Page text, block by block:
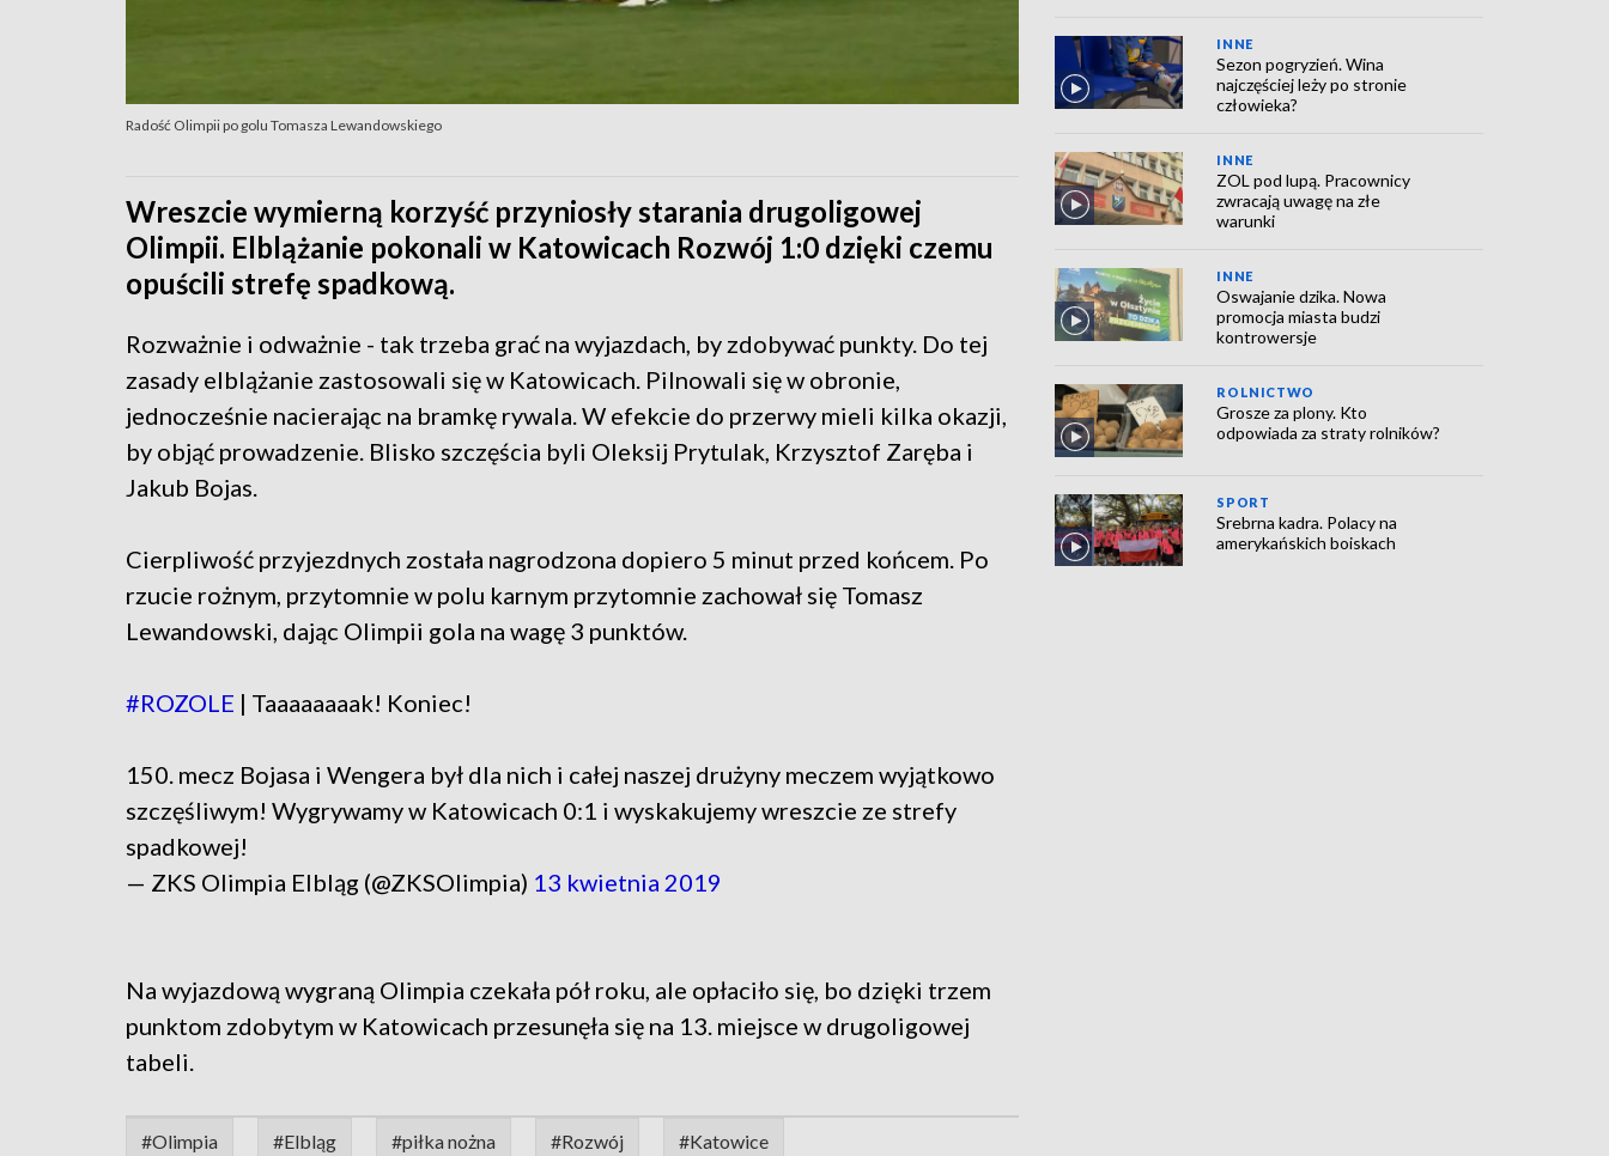
Radość Olimpii po golu Tomasza Lewandowskiego
Wreszcie wymierną korzyść przyniosły starania drugoligowej
Olimpii. Elblążanie pokonali w Katowicach Rozwój 1:0 dzięki czemu
opuścili strefę spadkową.
Rozważnie i odważnie - tak trzeba grać na wyjazdach, by zdobywać punkty. Do tej
zasady elblążanie zastosowali się w Katowicach. Pilnowali się w obronie,
jednocześnie nacierając na bramkę rywala. W efekcie do przerwy mieli kilka okazji,
by objąć prowadzenie. Blisko szczęścia byli Oleksij Prytulak, Krzysztof Zaręba i
Jakub Bojas.
Cierpliwość przyjezdnych została nagrodzona dopiero 5 minut przed końcem. Po
rzucie rożnym, przytomnie w polu karnym przytomnie zachował się Tomasz
Lewandowski, dając Olimpii gola na wagę 3 punktów.
#ROZOLE | Taaaaaaaak! Koniec!
150. mecz Bojasa i Wengera był dla nich i całej naszej drużyny meczem wyjątkowo
szczęśliwym! Wygrywamy w Katowicach 0:1 i wyskakujemy wreszcie ze strefy
spadkowej!
— ZKS Olimpia Elbląg (@ZKSOlimpia) 13 kwietnia 2019
Na wyjazdową wygraną Olimpia czekała pół roku, ale opłaciło się, bo dzięki trzem
punktom zdobytym w Katowicach przesunęła się na 13. miejsce w drugoligowej
tabeli.
#Olimpia #Elbląg #piłka nożna #Rozwój #Katowice
INNE
Sezon pogryzień. Wina
najczęściej leży po stronie
człowieka?
INNE
ZOL pod lupą. Pracownicy
zwracają uwagę na złe
warunki
INNE
Oswajanie dzika. Nowa
promocja miasta budzi
kontrowersje
ROLNICTWO
Grosze za plony. Kto
odpowiada za straty rolników?
SPORT
Srebrna kadra. Polacy na
amerykańskich boiskach